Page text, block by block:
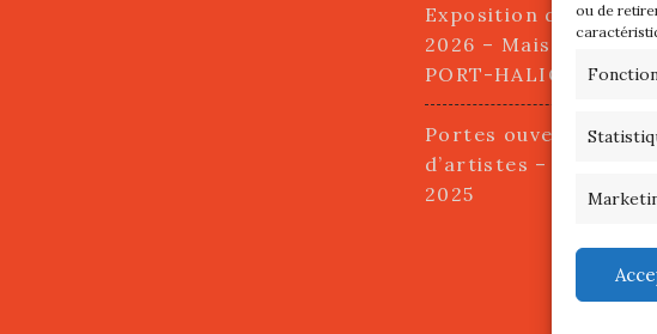
ou de
Exposition du 20
2026 – Maison du
PORT-HALIGUEN –
Portes ouvertes des
d’artistes – 13 et 14
2025